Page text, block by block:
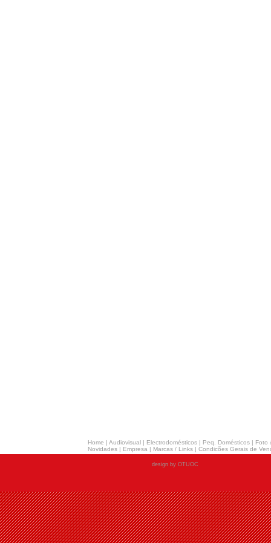
Home | Audiovisual | Electrodomésticos | Peq. Domésticos | Foto
Novidades | Empresa | Marcas / Links | Condicões Gerais de
design by OTUOC